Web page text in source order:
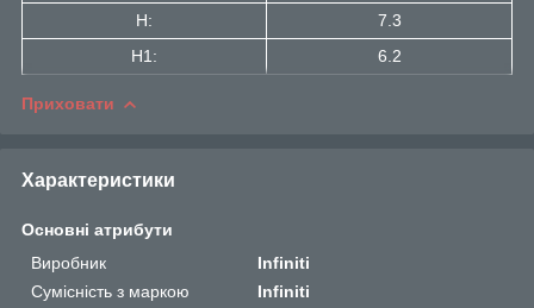
H:
7.3
H1:
6.2
Приховати
Характеристики
Основні атрибути
Виробник
Infiniti
Сумісність з маркою
Infiniti